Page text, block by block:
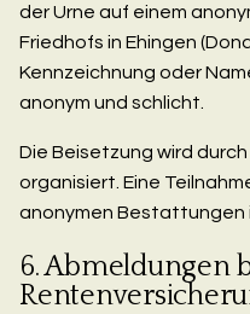
der Urne auf einem
Friedhofs in Ehingen
Kennzeichnung oder
anonym und schlicht.
Die Beisetzung wird
organisiert. Eine
anonymen Bestattungen
6. Abmeldungen